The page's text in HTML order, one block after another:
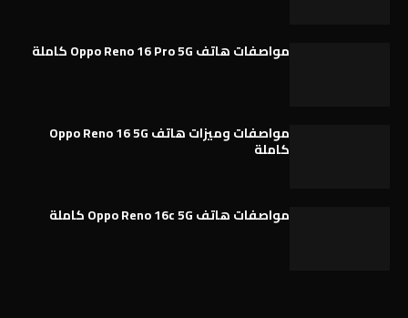
مواصفات هاتف Oppo Reno 16 Pro 5G كاملة
مواصفات وميزات هاتف Oppo Reno 16 5G
كاملة
مواصفات هاتف Oppo Reno 16c 5G كاملة